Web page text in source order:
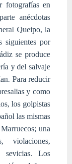
fotografías en
anécdotas
Queipo, la
siguientes por
se produce
y del salvaje
Para reducir
y como
los golpistas
las mismas
una
violaciones,
Los